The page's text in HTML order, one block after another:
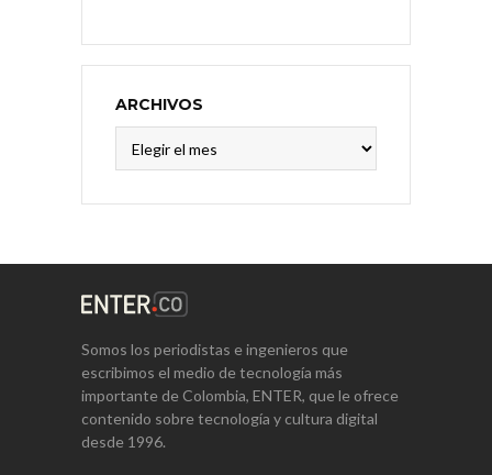
ARCHIVOS
Somos los periodistas e ingenieros que
escribimos el medio de tecnología más
importante de Colombia, ENTER, que le ofrece
contenido sobre tecnología y cultura digital
desde 1996.